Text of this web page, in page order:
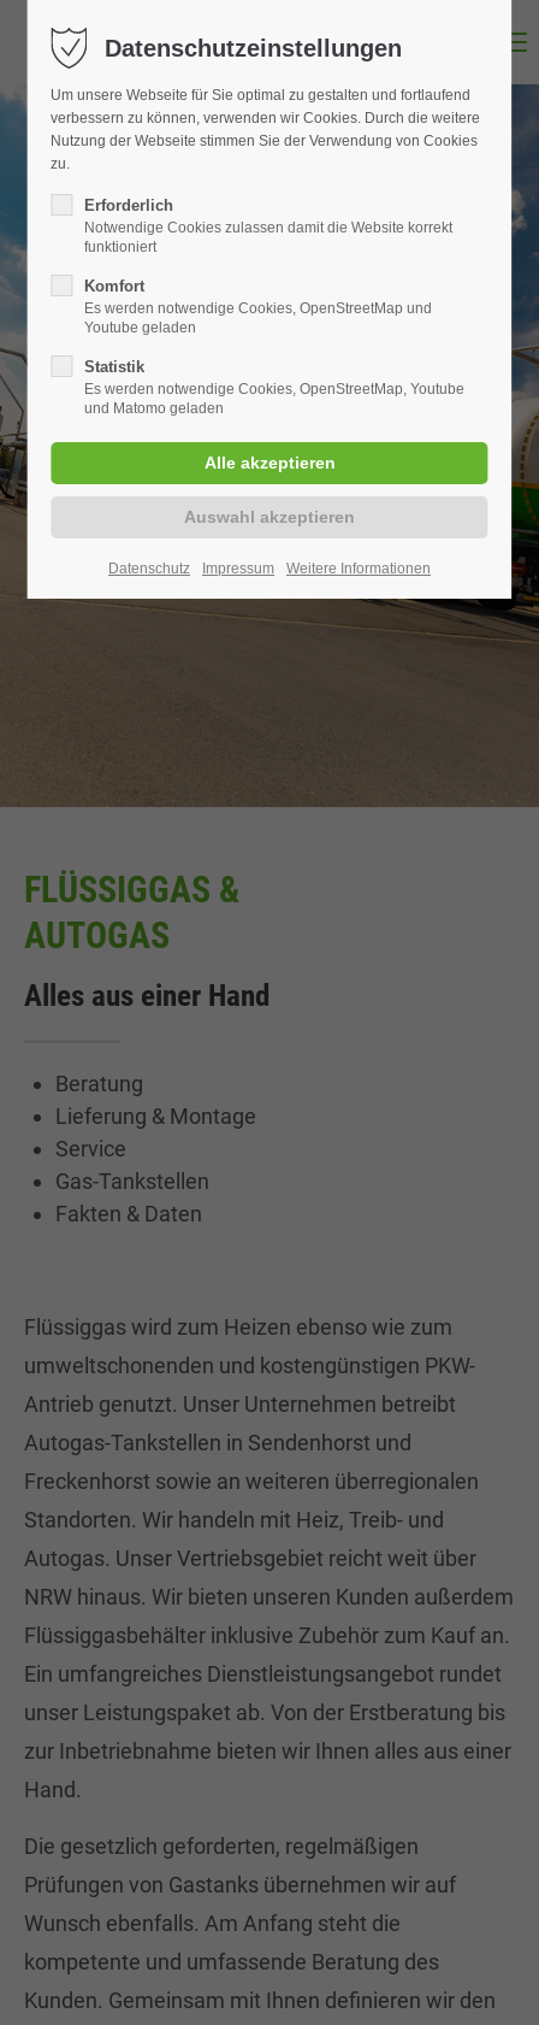
FLÜSSIGGAS &
AUTOGAS
Alles aus einer Hand
Beratung
Lieferung & Montage
Service
Gas-Tankstellen
Fakten & Daten
Flüssiggas wird zum Heizen ebenso wie zum
umweltschonenden und kos­ten­gün­sti­gen PKW-
Antrieb genutzt. Unser Unternehmen betreibt
Autogas-Tankstellen in Sendenhorst und
Freckenhorst sowie an weiteren überregionalen
Standorten. Wir handeln mit Heiz, Treib- und
Autogas. Unser Vertriebsgebiet reicht weit über
NRW hinaus. Wir bieten unseren Kunden außerdem
Flüssiggasbehälter inklusive Zubehör zum Kauf an.
Ein umfangreiches Dienstleistungsangebot rundet
unser Leistungspaket ab. Von der Erstberatung bis
zur Inbetriebnahme bieten wir Ihnen alles aus einer
Hand.
Die gesetzlich geforderten, regelmäßigen
Prüfungen von Gastanks übernehmen wir auf
Wunsch ebenfalls. Am Anfang steht die
kompetente und umfassende Beratung des
Kunden. Gemeinsam mit Ihnen definieren wir den
Datenschutzeinstellungen
Um unsere Webseite für Sie optimal zu gestalten und fortlaufend
verbessern zu können, verwenden wir Cookies. Durch die weitere
Nutzung der Webseite stimmen Sie der Verwendung von Cookies
zu.
Erforderlich
Notwendige Cookies zulassen damit die Website korrekt
funktioniert
Komfort
Es werden notwendige Cookies, OpenStreetMap und
Youtube geladen
Statistik
Es werden notwendige Cookies, OpenStreetMap, Youtube
und Matomo geladen
Datenschutz Impressum Weitere Informationen